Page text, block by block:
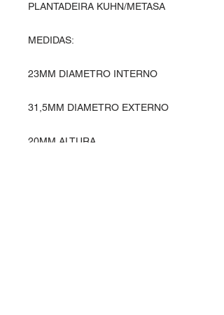
PLANTADEIRA KUHN/METASA
MEDIDAS:
23MM DIAMETRO INTERNO
31,5MM DIAMETRO EXTERNO
20MM ALTURA